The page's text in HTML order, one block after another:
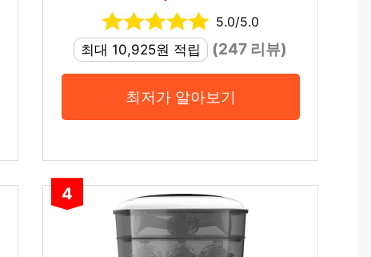
5.0/5.0
최대 10,925원 적립
(247 리뷰)
최저가 알아보기
4